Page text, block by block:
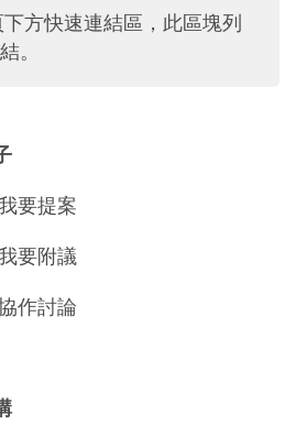
方快速連結區，此區塊列
。
要提案
要附議
作討論